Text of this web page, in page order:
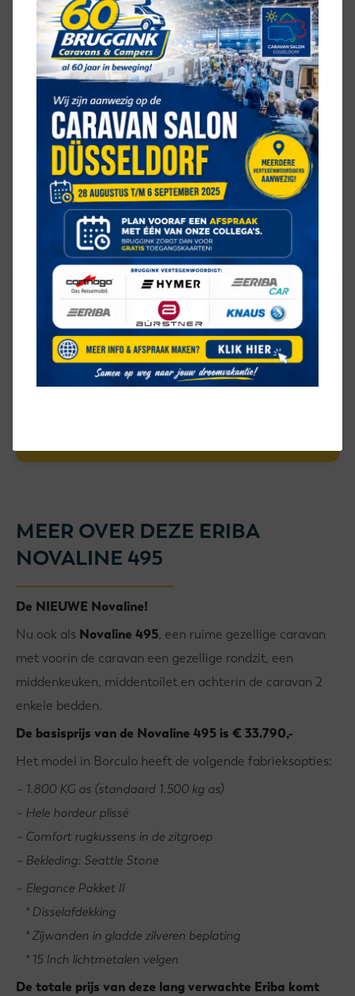
2 aparte bedden
KEUKEN
middenkeuken
SANITAIR
midden-opstelling
rondzit
CONTACT OVER DEZE
ERIBA
NOVALINE 495
MEER OVER DEZE ERIBA
NOVALINE 495
De NIEUWE Novaline!
Nu ook als Novaline 495, een ruime gezellige caravan
met voorin de caravan een gezellige rondzit, een
middenkeuken, middentoilet en achterin de caravan 2
enkele bedden.
De basisprijs van de Novaline 495 is € 33.790,-
Het model in Borculo heeft de volgende fabrieksopties:
– 1.800 KG as (standaard 1.500 kg as)
– Hele hordeur plissé
– Comfort rugkussens in de zitgroep
– Bekleding: Seattle Stone
– Elegance Pakket II
* Disselafdekking
* Zijwanden in gladde zilveren beplating
* 15 Inch lichtmetalen velgen
De totale prijs van deze lang verwachte Eriba komt